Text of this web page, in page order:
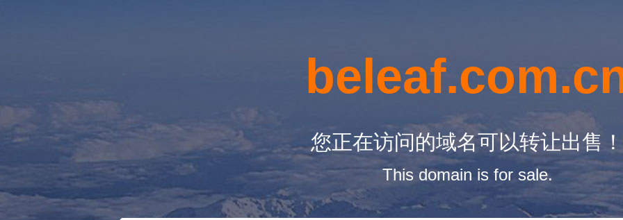
您正在访问的域名可以转让出售！
This domain is for sale.